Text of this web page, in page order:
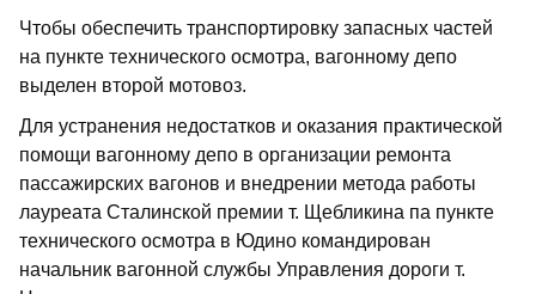
Чтобы обеспечить транспортировку запасных частей
на пункте технического осмотра, вагонному депо
выделен второй мотовоз.
Для устранения недостатков и оказания практической
помощи вагонному депо в организации ремонта
пассажирских вагонов и внедрении метода работы
лауреата Сталинской премии т. Щебликина па пункте
технического осмотра в Юдино командирован
начальник вагонной службы Управления дороги т.